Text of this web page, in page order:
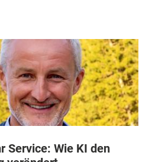
Service: Wie KI den